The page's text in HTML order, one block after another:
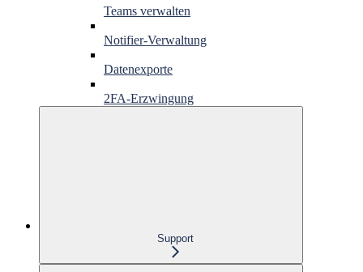
Teams verwalten
Notifier-Verwaltung
Datenexporte
2FA-Erzwingung
Support